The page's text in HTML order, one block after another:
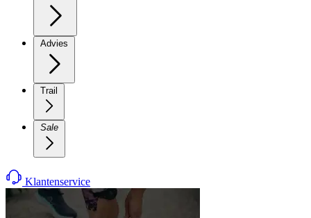
Advies
Trail
Sale
Klantenservice